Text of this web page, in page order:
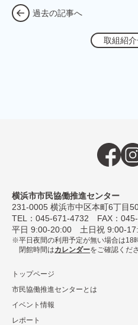
過去の記事へ
取組紹
横浜市市民協働推進センター
231-0005 横浜市中区本町6丁⽬
TEL： 045-671-4732 FAX：
平⽇ 9:00-20:00 ⼟⽇祝 9:00-
平日夜間の利用予定が無い場合は18
閉館時間はカレンダーをご確認くだ
トップページ
市民協働推進センターとは
イベント情報
レポート